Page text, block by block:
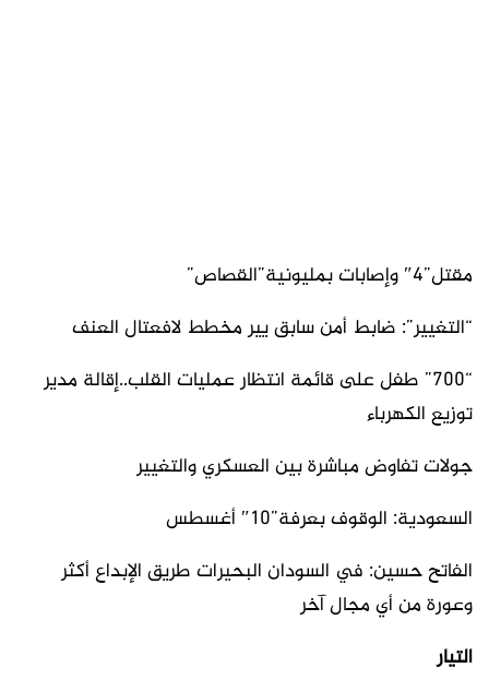
مقتل”4″ وإصابات بمليونية”القصاص”
“التغيير”: ضابط أمن سابق يير مخطط لافعتال العنف
“700” طفل على قائمة انتظار عمليات القلب..إقالة مدير
توزيع الكهرباء
جولات تفاوض مباشرة بين العسكري والتغيير
السعودية: الوقوف بعرفة”10″ أغسطس
الفاتح حسين: في السودان البحيرات طريق الإبداع أكثر
وعورة من أي مجال آخر
التيار